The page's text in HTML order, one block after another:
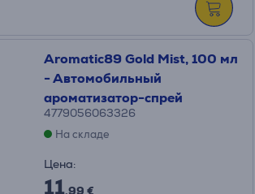
Aromatic89 Gold Mist, 100 мл
- Автомобильный
ароматизатор-спрей
4779056063326
На складе
Цена:
11.99 €